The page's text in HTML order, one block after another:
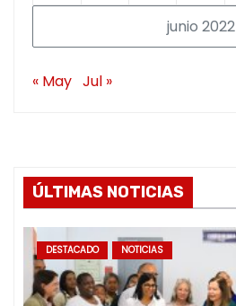
junio 2022
« May Jul »
ÚLTIMAS NOTICIAS
DESTACADO NOTICIAS